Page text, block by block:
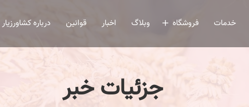
خدمات فروشگاه وبلاگ اخبار قوانین درباره کشاورزیار
جزئیات خبر